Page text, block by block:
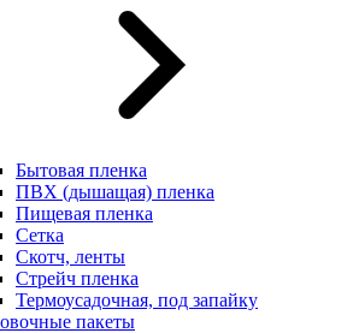
Бытовая пленка
ПВХ (дышащая) пленка
Пищевая пленка
Сетка
Скотч, ленты
Стрейч пленка
Термоусадочная, под запайку
пакеты